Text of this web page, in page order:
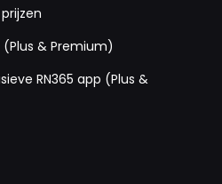
& Premium)
RN365 app (Plus &